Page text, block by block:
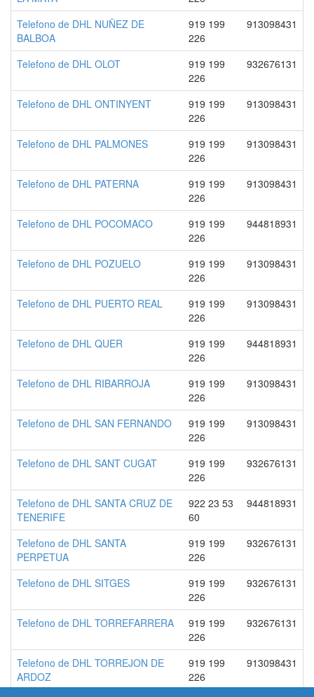
Telefono de DHL NUÑEZ DE
BALBOA
919 199
226
913098431
Telefono de DHL OLOT
919 199
226
932676131
Telefono de DHL ONTINYENT
919 199
226
913098431
Telefono de DHL PALMONES
919 199
226
913098431
Telefono de DHL PATERNA
919 199
226
913098431
Telefono de DHL POCOMACO
919 199
226
944818931
Telefono de DHL POZUELO
919 199
226
913098431
Telefono de DHL PUERTO REAL
919 199
226
913098431
Telefono de DHL QUER
919 199
226
944818931
Telefono de DHL RIBARROJA
919 199
226
913098431
Telefono de DHL SAN FERNANDO
919 199
226
913098431
Telefono de DHL SANT CUGAT
919 199
226
932676131
Telefono de DHL SANTA CRUZ DE
TENERIFE
922 23 53
60
944818931
Telefono de DHL SANTA
PERPETUA
919 199
226
932676131
Telefono de DHL SITGES
919 199
226
932676131
Telefono de DHL TORREFARRERA
919 199
226
932676131
Telefono de DHL TORREJON DE
ARDOZ
919 199
226
913098431